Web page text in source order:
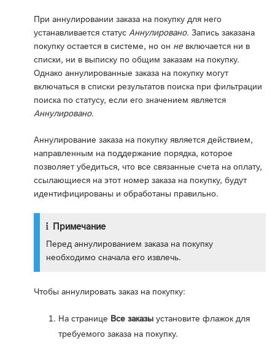
При аннулировании заказа на покупку для него
устанавливается статус Аннулировано. Запись заказана
покупку остается в системе, но он не включается ни в
списки, ни в выписку по общим заказам на покупку.
Однако аннулированные заказа на покупку могут
включаться в списки результатов поиска при фильтрации
поиска по статусу, если его значением является
Аннулировано.
Аннулирование заказа на покупку является действием,
направленным на поддержание порядка, которое
позволяет убедиться, что все связанные счета на оплату,
ссылающиеся на этот номер заказа на покупку, будут
идентифицированы и обработаны правильно.
Примечание
Перед аннулированием заказа на покупку
необходимо сначала его извлечь.
Чтобы аннулировать заказ на покупку:
На странице Все заказы установите флажок для
требуемого заказа на покупку.